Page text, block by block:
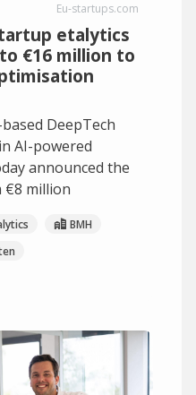
Eu-startups.com
etalytics
€16 million to
DeepTech
AI-powered
announced the
€8 million
BMH